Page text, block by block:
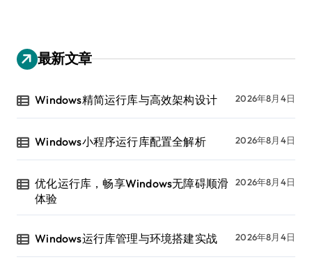
最新文章
Windows精简运行库与高效架构设计 2026年8月4日
Windows小程序运行库配置全解析 2026年8月4日
优化运行库，畅享Windows无障碍顺滑
体验
2026年8月4日
Windows运行库管理与环境搭建实战 2026年8月4日